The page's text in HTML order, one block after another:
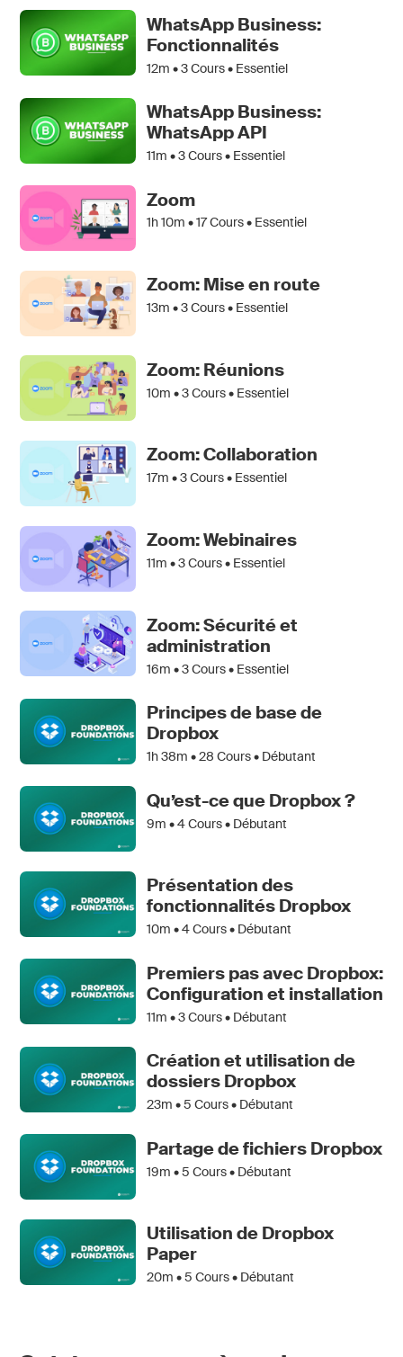
WhatsApp Business:
Fonctionnalités
12m •3Cours • Essentiel
WhatsApp Business:
WhatsApp API
11m •3Cours • Essentiel
Zoom
1h 10m •17Cours • Essentiel
Zoom: Mise en route
13m •3Cours • Essentiel
Zoom: Réunions
10m •3Cours • Essentiel
Zoom: Collaboration
17m •3Cours • Essentiel
Zoom: Webinaires
11m •3Cours • Essentiel
Zoom: Sécurité et
administration
16m •3Cours • Essentiel
Principes de base de
Dropbox
1h 38m •28 Cours • Débutant
Qu’est-ce que Dropbox ?
9m •4Cours • Débutant
Présentation des
fonctionnalités Dropbox
10m •4Cours • Débutant
Premiers pas avec Dropbox:
Configuration et installation
11m •3Cours • Débutant
Création et utilisation de
dossiers Dropbox
23m •5 Cours • Débutant
Partage de fichiers Dropbox
19m •5 Cours • Débutant
Utilisation de Dropbox
Paper
20m •5 Cours • Débutant